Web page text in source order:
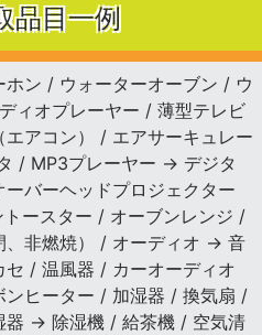
品目一例
ン / ウォーターオーブン / ウ
ィオプレーヤー / 薄型テレビ
アコン） / エアサーキュレー
/ MP3プレーヤー → デジタ
バーヘッドプロジェクター
ースター / オーブンレンジ /
、非燃焼） / オーディオ → 音
セ / 温風器 / カーオーディオ
ンヒーター / 加湿器 / 換気扇 /
器 → 除湿機 / 給茶機 / 空気清